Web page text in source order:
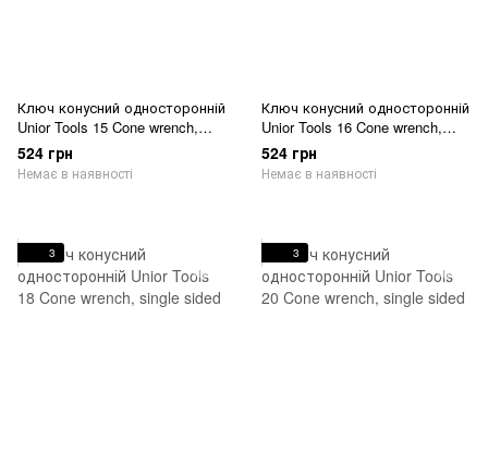
Ключ конусний односторонній
Unior Tools 15 Cone wrench,
single sided
524 грн
Немає в наявності
Ключ конусний односторонній
Unior Tools 16 Cone wrench,
single sided
524 грн
Немає в наявності
3 3